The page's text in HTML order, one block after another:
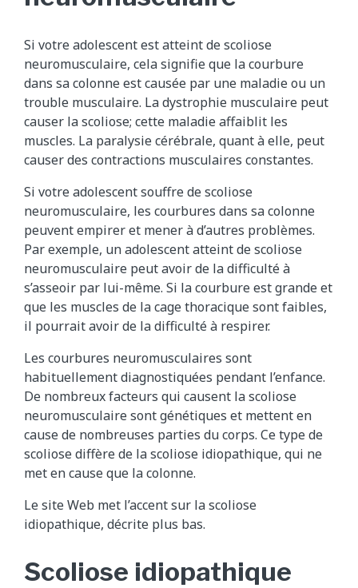
Si votre adolescent est atteint de scoliose
neuromusculaire, cela signifie que la courbure
dans sa colonne est causée par une maladie ou un
trouble musculaire. La dystrophie musculaire peut
causer la scoliose; cette maladie affaiblit les
muscles. La paralysie cérébrale, quant à elle, peut
causer des contractions musculaires constantes.
Si votre adolescent souffre de scoliose
neuromusculaire, les courbures dans sa colonne
peuvent empirer et mener à d’autres problèmes.
Par exemple, un adolescent atteint de scoliose
neuromusculaire peut avoir de la difficulté à
s’asseoir par lui-même. Si la courbure est grande et
que les muscles de la cage thoracique sont faibles,
il pourrait avoir de la difficulté à respirer.
Les courbures neuromusculaires sont
habituellement diagnostiquées pendant l’enfance.
De nombreux facteurs qui causent la scoliose
neuromusculaire sont génétiques et mettent en
cause de nombreuses parties du corps. Ce type de
scoliose diffère de la scoliose idiopathique, qui ne
met en cause que la colonne.
Le site Web met l’accent sur la scoliose
idiopathique, décrite plus bas.
Scoliose idiopathique